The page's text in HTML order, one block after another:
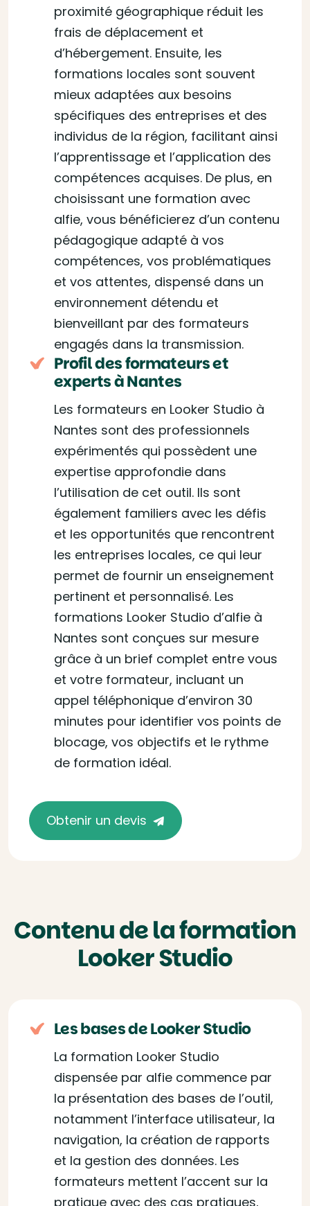
proximité géographique réduit les
frais de déplacement et
d’hébergement. Ensuite, les
formations locales sont souvent
mieux adaptées aux besoins
spécifiques des entreprises et des
individus de la région, facilitant ainsi
l’apprentissage et l’application des
compétences acquises. De plus, en
choisissant une formation avec
alfie, vous bénéficierez d’un contenu
pédagogique adapté à vos
compétences, vos problématiques
et vos attentes, dispensé dans un
environnement détendu et
bienveillant par des formateurs
engagés dans la transmission.
Profil des formateurs et
experts à Nantes
Les formateurs en Looker Studio à
Nantes sont des professionnels
expérimentés qui possèdent une
expertise approfondie dans
l’utilisation de cet outil. Ils sont
également familiers avec les défis
et les opportunités que rencontrent
les entreprises locales, ce qui leur
permet de fournir un enseignement
pertinent et personnalisé. Les
formations Looker Studio d’alfie à
Nantes sont conçues sur mesure
grâce à un brief complet entre vous
et votre formateur, incluant un
appel téléphonique d’environ 30
minutes pour identifier vos points de
blocage, vos objectifs et le rythme
de formation idéal.
Obtenir un devis
Contenu de la formation
Looker Studio
Les bases de Looker Studio
La formation Looker Studio
dispensée par alfie commence par
la présentation des bases de l’outil,
notamment l’interface utilisateur, la
navigation, la création de rapports
et la gestion des données. Les
formateurs mettent l’accent sur la
pratique avec des cas pratiques,